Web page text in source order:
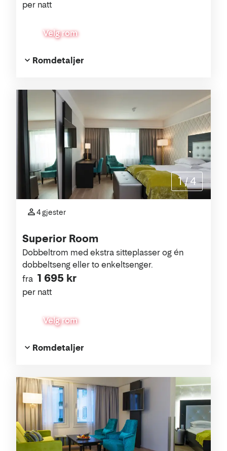
per natt
Velg rom
Romdetaljer
Superior Room
fra 1 695 kr
per natt
Dobbeltrom med ekstra sitteplasser og én
dobbeltseng eller to enkeltsenger.
Velg rom
4 gjester
Romdetaljer
1 /4